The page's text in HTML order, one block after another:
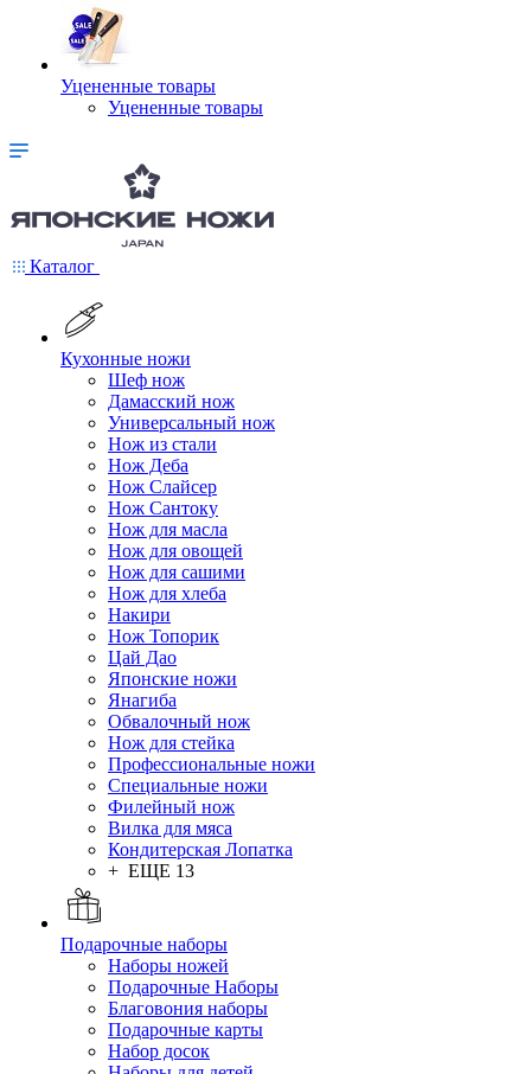
Уцененные товары
Уцененные товары
Каталог
Кухонные ножи
Шеф нож
Дамасский нож
Универсальный нож
Нож из стали
Нож Деба
Нож Слайсер
Нож Сантоку
Нож для масла
Нож для овощей
Нож для сашими
Нож для хлеба
Накири
Нож Топорик
Цай Дао
Японские ножи
Янагиба
Обвалочный нож
Нож для стейка
Профессиональные ножи
Специальные ножи
Филейный нож
Вилка для мяса
Кондитерская Лопатка
+ ЕЩЕ 13
Подарочные наборы
Наборы ножей
Подарочные Наборы
Благовония наборы
Подарочные карты
Набор досок